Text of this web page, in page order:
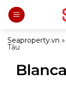
Bỏ
qua
dung
Seaproperty.vn »
Tàu